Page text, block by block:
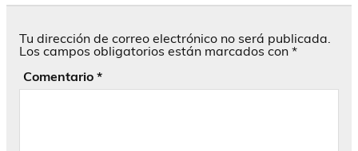
Tu dirección de correo electrónico no será publicada.
Los campos obligatorios están marcados con *
Comentario *